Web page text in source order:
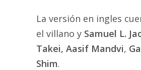
La versión en ingles
el villano y Samuel L.
Takei, Aasif Mandvi,
Shim.